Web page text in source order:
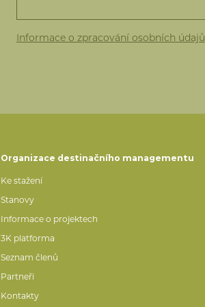
Informace o zpracování osobních údajů
Organizace destinačního managementu
Ke stažení
Stanovy
Informace o projektech
3K platforma
Seznam členů
Partneři
Kontakty